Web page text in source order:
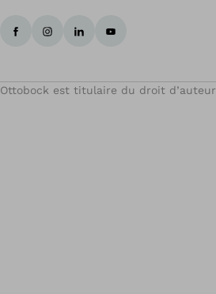
Ottobock est titulaire du droit d’auteur